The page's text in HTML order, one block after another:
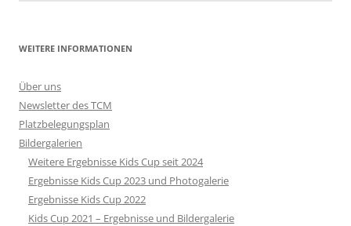
WEITERE INFORMATIONEN
Über uns
Newsletter des TCM
Platzbelegungsplan
Bildergalerien
Weitere Ergebnisse Kids Cup seit 2024
Ergebnisse Kids Cup 2023 und Photogalerie
Ergebnisse Kids Cup 2022
Kids Cup 2021 – Ergebnisse und Bildergalerie